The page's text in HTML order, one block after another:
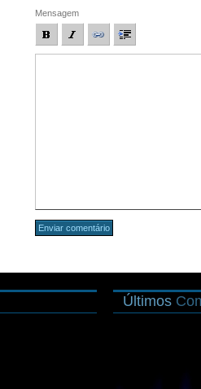
Mensagem
Últimos